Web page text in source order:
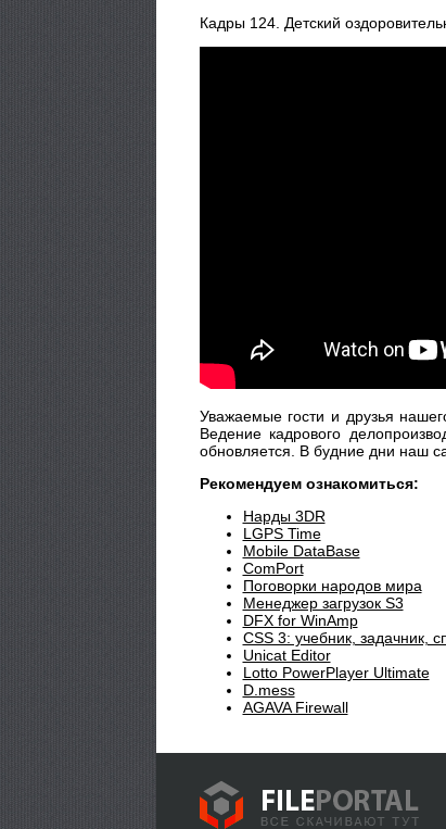
Кадры 124. Детский
Уважаемые гости и друзья
Ведение кадрового
обновляется. В будние дни наш
Рекомендуем ознакомиться:
Нарды 3DR
LGPS Time
Mobile DataBase
ComPort
Поговорки народов мира
Менеджер загрузок S3
DFX for WinAmp
CSS 3: учебник, задачник,
Unicat Editor
Lotto PowerPlayer Ultimate
D.mess
AGAVA Firewall